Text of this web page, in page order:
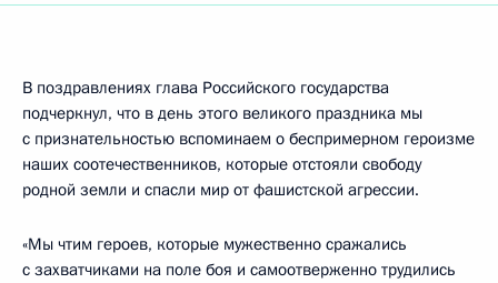
В поздравлениях глава Российского государства
подчеркнул, что в день этого великого праздника мы
с признательностью вспоминаем о беспримерном героизме
наших соотечественников, которые отстояли свободу
родной земли и спасли мир от фашистской агрессии.
«Мы чтим героев, которые мужественно сражались
с захватчиками на поле боя и самоотверженно трудились